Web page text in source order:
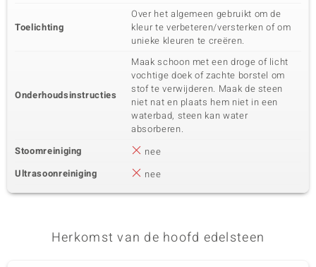
Toelichting
Over het algemeen gebruikt om de
kleur te verbeteren/versterken of om
unieke kleuren te creëren.
Onderhoudsinstructies
Maak schoon met een droge of licht
vochtige doek of zachte borstel om
stof te verwijderen. Maak de steen
niet nat en plaats hem niet in een
waterbad, steen kan water
absorberen.
Stoomreiniging
nee
Ultrasoonreiniging
nee
Herkomst van de hoofd edelsteen